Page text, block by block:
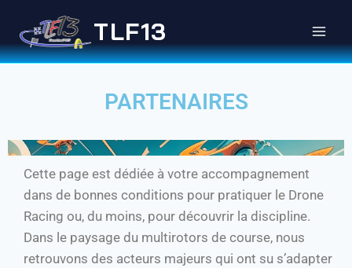
TLF13
PARTENAIRES
Cette page est dédiée à votre accompagnement
dans de bonnes conditions pour pratiquer le Drone
Racing ou, du moins, pour découvrir la discipline.
Dans le paysage du multirotors de course, nous
retrouvons des acteurs majeurs qui ont su s’adapter